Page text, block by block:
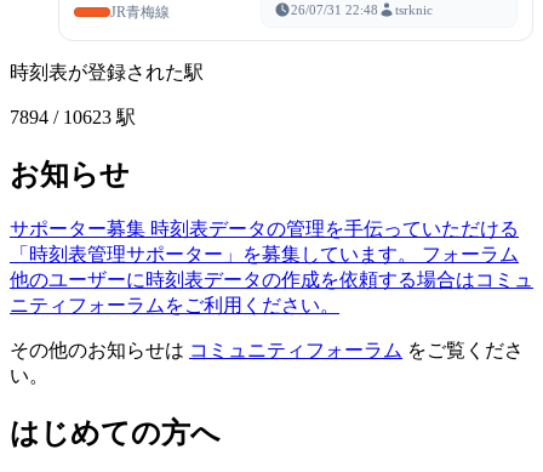
JR青梅線 26/07/31 22:48 tsrknic
時刻表が登録された駅
7894 / 10623 駅
お知らせ
サポーター募集 時刻表データの管理を手伝っていただける
「時刻表管理サポーター」を募集しています。
フォーラム
他のユーザーに時刻表データの作成を依頼する場合はコミュ
ニティフォーラムをご利用ください。
その他のお知らせは コミュニティフォーラム をご覧くださ
い。
はじめての方へ